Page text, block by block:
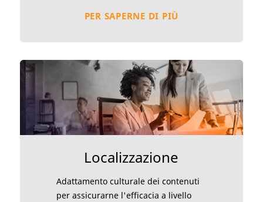
PER SAPERNE DI PIÙ
Localizzazione
Adattamento culturale dei contenuti
per assicurarne l'efficacia a livello